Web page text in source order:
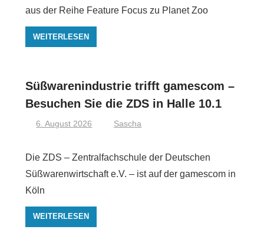
aus der Reihe Feature Focus zu Planet Zoo
WEITERLESEN
Süßwarenindustrie trifft gamescom –
Besuchen Sie die ZDS in Halle 10.1
6. August 2026 Sascha
Die ZDS – Zentralfachschule der Deutschen
Süßwarenwirtschaft e.V. – ist auf der gamescom in
Köln
WEITERLESEN